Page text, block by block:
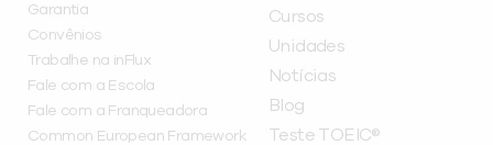
Garantia
Convênios
Trabalhe na inFlux
Fale com a Escola
Fale com a Franqueadora
Common European Framework
Cursos
Unidades
Notícias
Blog
Teste TOEIC®